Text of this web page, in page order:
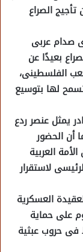
الصراع
صدام عربى
بعيدًا عن
الفلسطينى،
لها بتوسيع
يمثل عنصر ردع
أن الحضور
العربية
لاستقرار
العسكرية
على حماية
فى حروب عبثية